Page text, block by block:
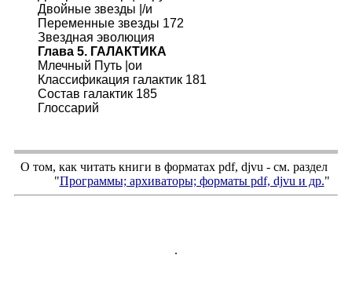
Двойные звезды |/и
Переменные звезды 172
Звездная эволюция
Глава 5. ГАЛАКТИКА
Млечный Путь |ои
Классификация галактик 181
Состав галактик 185
Глоссарий
О том, как читать книги в форматах pdf, djvu - см. раздел
"Программы; архиваторы; форматы pdf, djvu и др."
.